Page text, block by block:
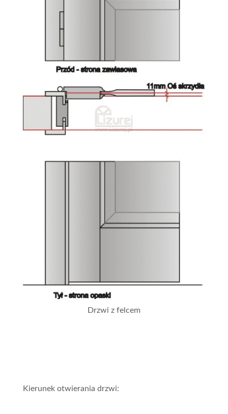
Drzwi z felcem
Kierunek otwierania drzwi: